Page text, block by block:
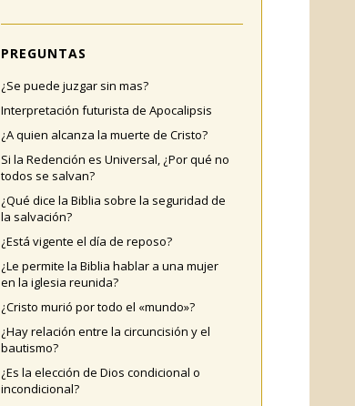
PREGUNTAS
¿Se puede juzgar sin mas?
Interpretación futurista de Apocalipsis
¿A quien alcanza la muerte de Cristo?
Si la Redención es Universal, ¿Por qué no
todos se salvan?
¿Qué dice la Biblia sobre la seguridad de
la salvación?
¿Está vigente el día de reposo?
¿Le permite la Biblia hablar a una mujer
en la iglesia reunida?
¿Cristo murió por todo el «mundo»?
¿Hay relación entre la circuncisión y el
bautismo?
¿Es la elección de Dios condicional o
incondicional?